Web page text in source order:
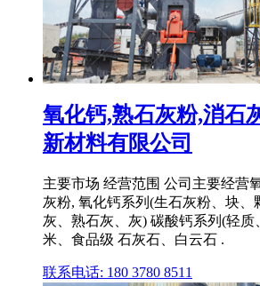
氧化钙,熟石灰粉,消石
新材料有限公司
主要市场 经营范围 公司主要经营
灰粉, 氧化钙系列(生石灰粉、块、
灰、熟石灰、灰) 碳酸钙系列(轻质
米、食品级 石灰石、白云石 .
联系电话: 180 3780 8511